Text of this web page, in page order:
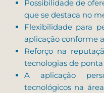
Possibilidade de
que se destaca no
Flexibilidade para
aplicação conforme
Reforço na
tecnologias de
A aplicação
tecnológicos na